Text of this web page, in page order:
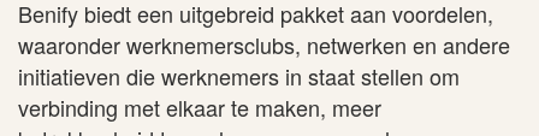
Benify biedt een uitgebreid pakket aan voordelen,
waaronder werknemersclubs, netwerken en andere
initiatieven die werknemers in staat stellen om
verbinding met elkaar te maken, meer